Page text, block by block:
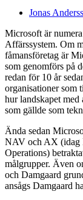
Jonas
Microsoft är
Affärssystem. Om
fåmansföretag är
som genomförs på
redan för 10 år
organisationer som
hur landskapet
som gällde som
Ända sedan
NAV och AX (idag
Operations)
målgrupper. Även
och Damgaard
ansågs Damgaard